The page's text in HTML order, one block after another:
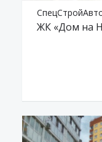
ЖК «Дом на